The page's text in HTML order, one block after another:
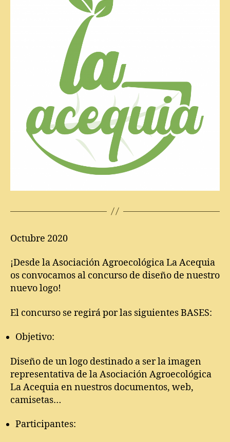
Octubre 2020
¡Desde la Asociación Agroecológica La Acequia
os convocamos al concurso de diseño de nuestro
nuevo logo!
El concurso se regirá por las siguientes BASES:
Objetivo:
Diseño de un logo destinado a ser la imagen
representativa de la Asociación Agroecológica
La Acequia en nuestros documentos, web,
camisetas…
Participantes: